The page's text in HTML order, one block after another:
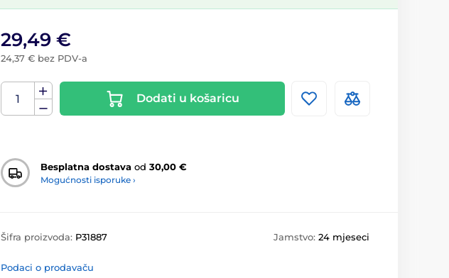
29,49 €
24,37 € bez PDV-a
Dodati u košaricu
Besplatna dostava od 30,00 €
Mogućnosti isporuke ›
Šifra proizvoda: P31887 Jamstvo: 24 mjeseci
Podaci o prodavaču